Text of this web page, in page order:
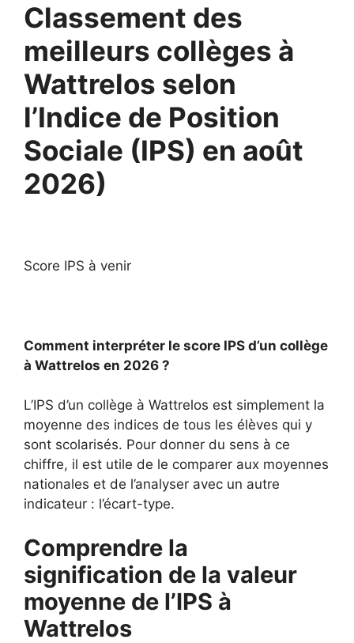
Classement des
meilleurs collèges à
Wattrelos selon
l’Indice de Position
Sociale (IPS) en août
2026)
Score IPS à venir
Comment interpréter le score IPS d’un collège
à Wattrelos en 2026 ?
L’IPS d’un collège à Wattrelos est simplement la
moyenne des indices de tous les élèves qui y
sont scolarisés. Pour donner du sens à ce
chiffre, il est utile de le comparer aux moyennes
nationales et de l’analyser avec un autre
indicateur : l’écart-type.
Comprendre la
signification de la valeur
moyenne de l’IPS à
Wattrelos